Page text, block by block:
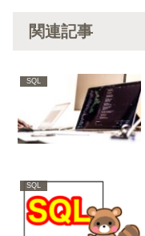
関連記事
SQL
SQL